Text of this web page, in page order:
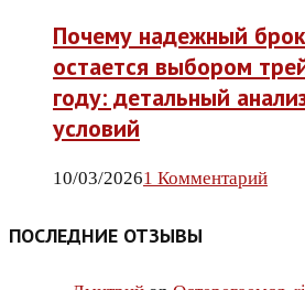
Почему надежный
остается выбором
году: детальный
условий
10/03/20261 Комментарий
ПОСЛЕДНИЕ ОТЗЫВЫ